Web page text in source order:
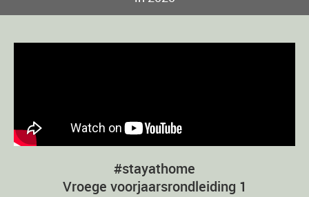
#stayathome
Vroege voorjaarsrondleiding 1